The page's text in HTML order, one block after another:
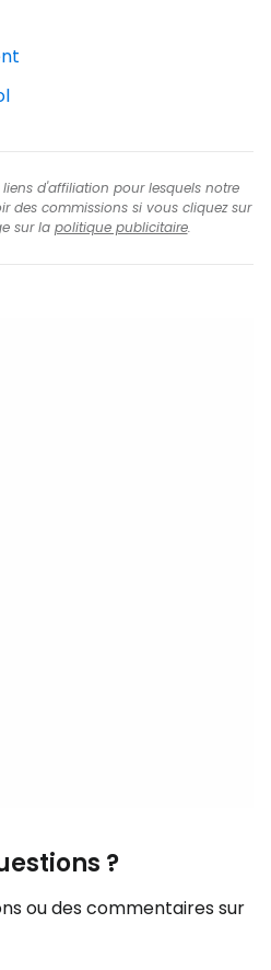
d'affiliation pour lesquels notre
des commissions si vous cliquez sur
sur la politique publicitaire.
?
ou des commentaires sur